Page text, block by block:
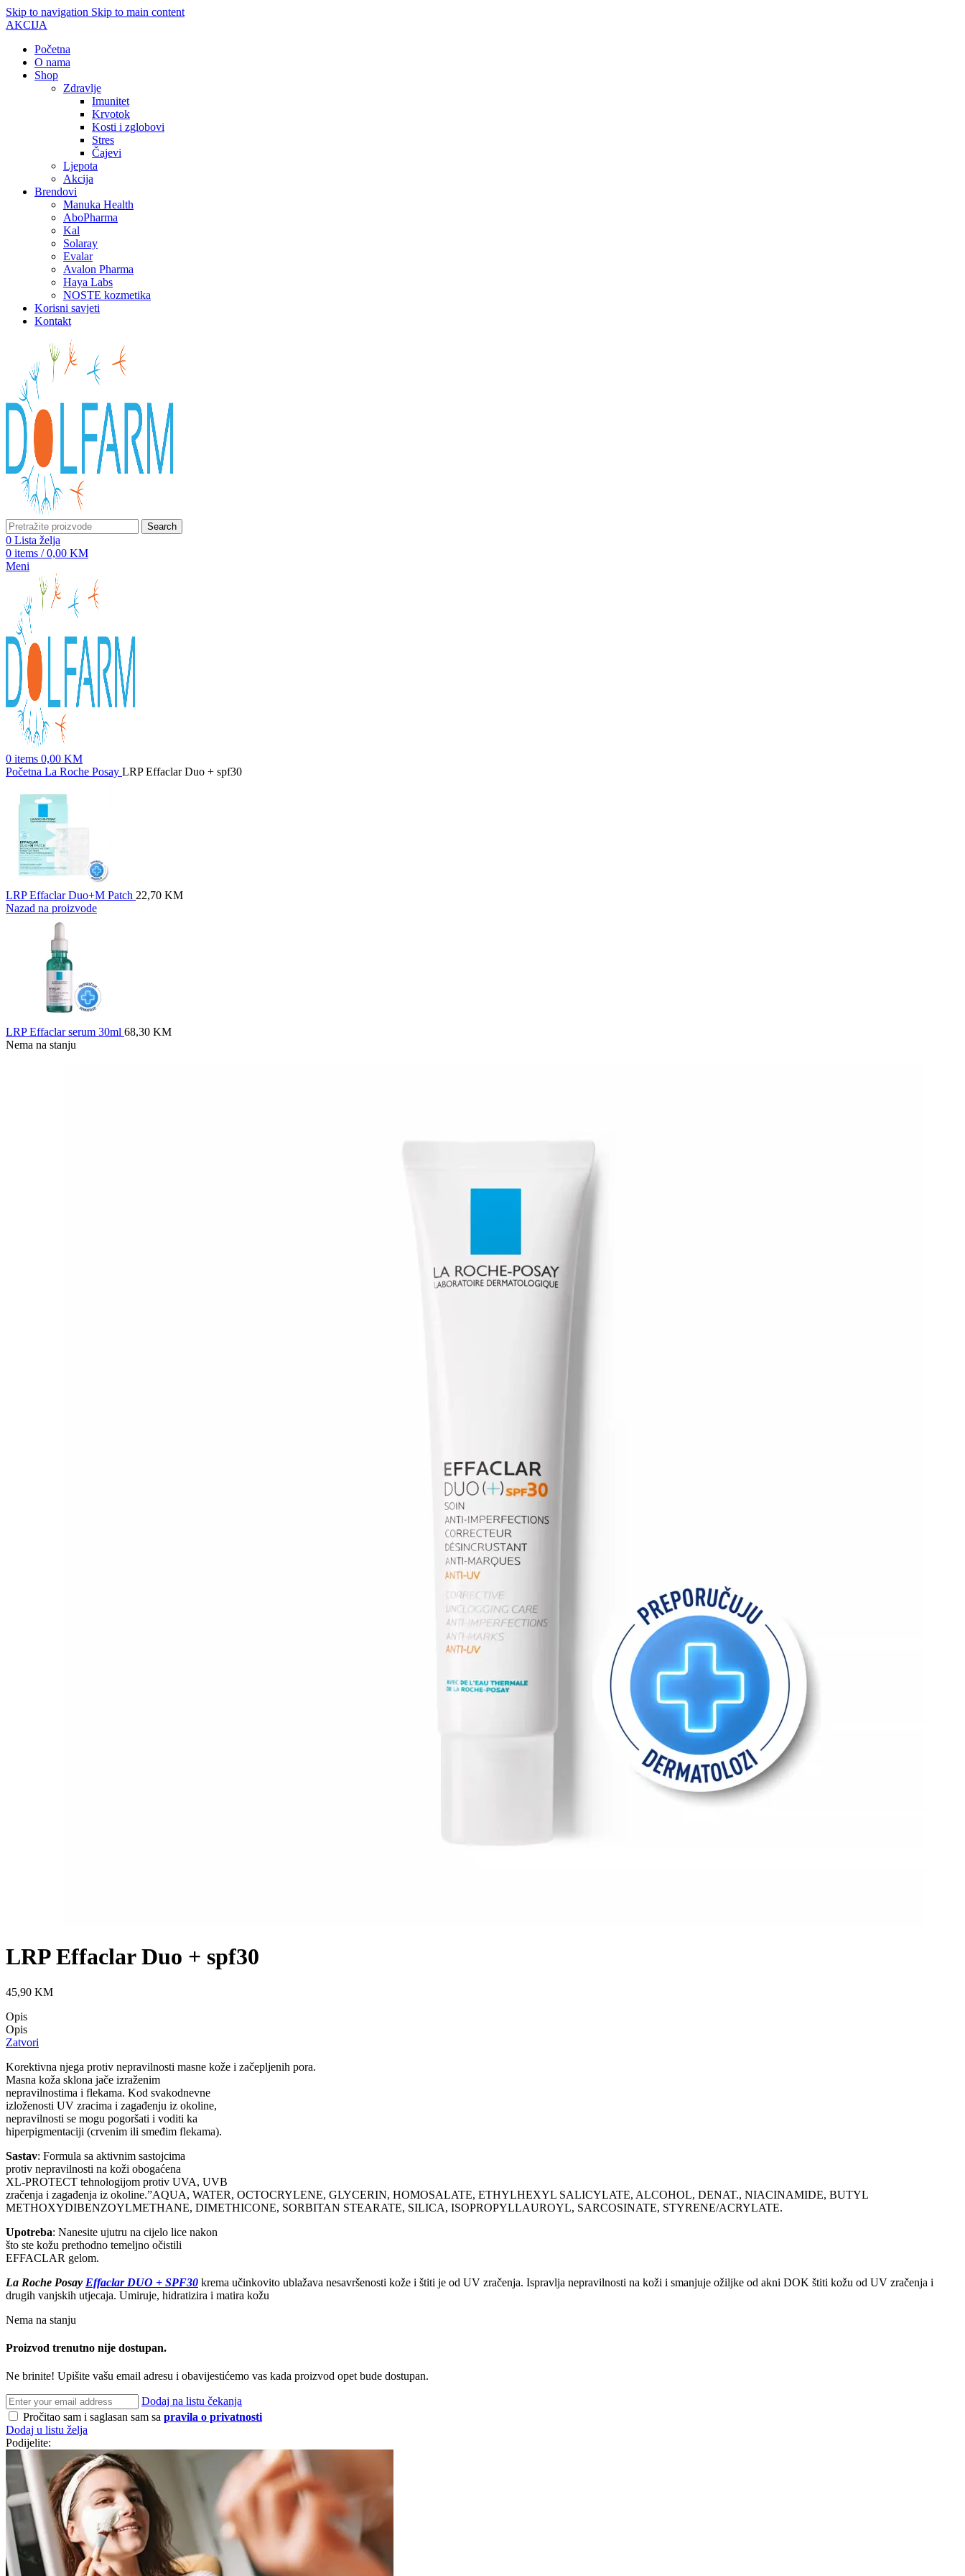
Skip to navigation Skip to main content
AKCIJA
Početna
O nama
Shop
Zdravlje
Imunitet
Krvotok
Kosti i zglobovi
Stres
Čajevi
Ljepota
Akcija
Brendovi
Manuka Health
AboPharma
Kal
Solaray
Evalar
Avalon Pharma
Haya Labs
NOSTE kozmetika
Korisni savjeti
Kontakt
Search
0 Lista želja
0 items / 0,00 KM
Meni
0 items 0,00 KM
Početna La Roche Posay LRP Effaclar Duo + spf30
LRP Effaclar Duo+M Patch 22,70 KM
Nazad na proizvode
LRP Effaclar serum 30ml 68,30 KM
Nema na stanju
LRP Effaclar Duo + spf30
45,90 KM
Opis
Opis
Zatvori
Korektivna njega protiv nepravilnosti masne kože i začepljenih pora.
Masna koža sklona jače izraženim
nepravilnostima i flekama. Kod svakodnevne
izloženosti UV zracima i zagađenju iz okoline,
nepravilnosti se mogu pogoršati i voditi ka
hiperpigmentaciji (crvenim ili smeđim flekama).
Sastav: Formula sa aktivnim sastojcima
protiv nepravilnosti na koži obogaćena
XL-PROTECT tehnologijom protiv UVA, UVB
zračenja i zagađenja iz okoline.”AQUA, WATER, OCTOCRYLENE, GLYCERIN, HOMOSALATE, ETHYLHEXYL SALICYLATE, ALCOHOL, DENAT., NIACINAMIDE, BUTYL
METHOXYDIBENZOYLMETHANE, DIMETHICONE, SORBITAN STEARATE, SILICA, ISOPROPYLLAUROYL, SARCOSINATE, STYRENE/ACRYLATE.
Upotreba: Nanesite ujutru na cijelo lice nakon
što ste kožu prethodno temeljno očistili
EFFACLAR gelom.
La Roche Posay Effaclar DUO + SPF30 krema učinkovito ublažava nesavršenosti kože i štiti je od UV zračenja. Ispravlja nepravilnosti na koži i smanjuje ožiljke od akni DOK štiti kožu od UV zračenja i
drugih vanjskih utjecaja. Umiruje, hidratizira i matira kožu
Nema na stanju
Proizvod trenutno nije dostupan.
Ne brinite! Upišite vašu email adresu i obavijestićemo vas kada proizvod opet bude dostupan.
Dodaj na listu čekanja
Pročitao sam i saglasan sam sa pravila o privatnosti
Dodaj u listu želja
Podijelite: